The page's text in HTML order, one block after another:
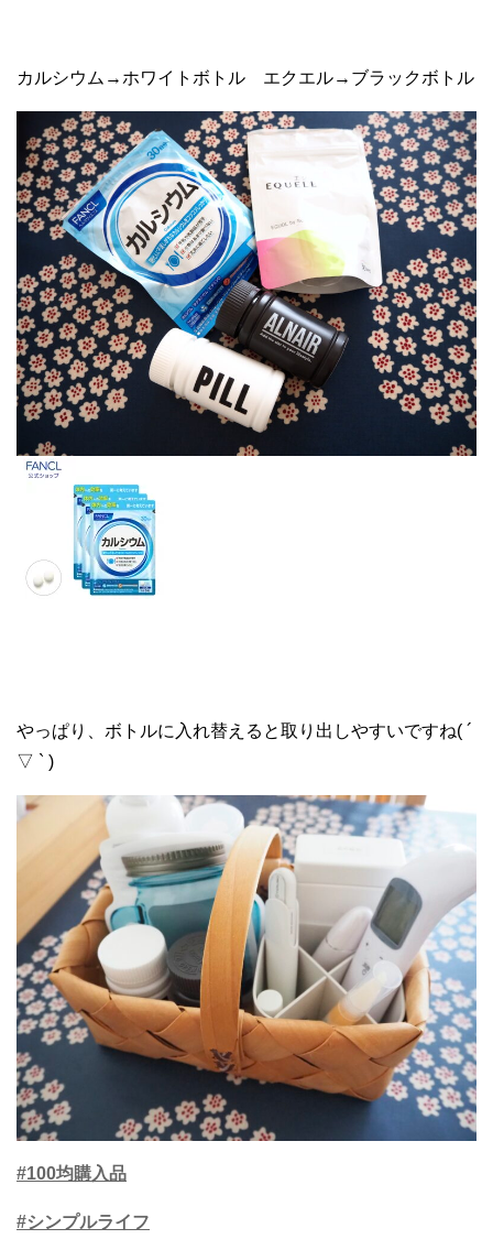
カルシウム→ホワイトボトル エクエル→ブラックボトル
やっぱり、ボトルに入れ替えると取り出しやすいですね( ´
▽ ` )
#100均購入品
#シンプルライフ